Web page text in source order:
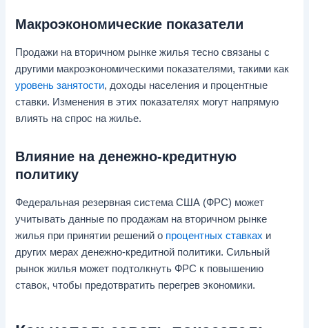
Макроэкономические показатели
Продажи на вторичном рынке жилья тесно связаны с
другими макроэкономическими показателями, такими как
уровень занятости, доходы населения и процентные
ставки. Изменения в этих показателях могут напрямую
влиять на спрос на жилье.
Влияние на денежно-кредитную
политику
Федеральная резервная система США (ФРС) может
учитывать данные по продажам на вторичном рынке
жилья при принятии решений о процентных ставках и
других мерах денежно-кредитной политики. Сильный
рынок жилья может подтолкнуть ФРС к повышению
ставок, чтобы предотвратить перегрев экономики.